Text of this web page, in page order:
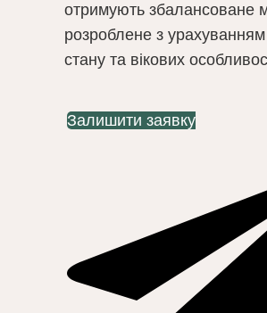
отримують збалансоване
розроблене з
стану та вікових
Залишити заявку